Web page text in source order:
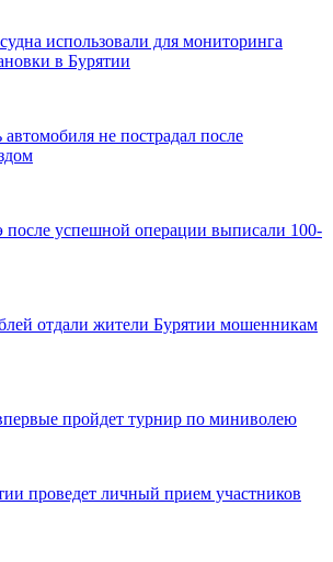
использовали для мониторинга
в Бурятии
не пострадал после
успешной операции выписали 100-
отдали жители Бурятии мошенникам
пройдет турнир по миниволею
проведет личный прием участников